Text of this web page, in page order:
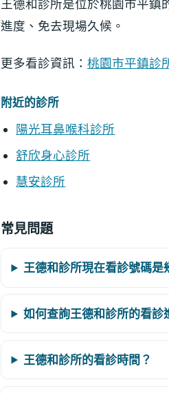
王德和診所是位於桃園市平鎮
進度、免去現場久候。
更多看診資訊： 桃園市平鎮診
附近的診所
陽光耳鼻喉科診所
舒欣身心診所
慧安診所
常見問題
王德和診所現在看診號碼是
如何查詢王德和診所的看診
王德和診所的看診時間？